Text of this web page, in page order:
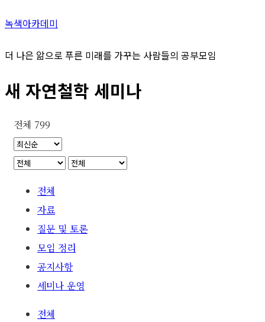
녹색아카데미
더 나은 앎으로 푸른 미래를 가꾸는 사람들의 공부모임
새 자연철학 세미나
전체 799
전체
자료
질문 및 토론
모임 정리
공지사항
세미나 운영
전체